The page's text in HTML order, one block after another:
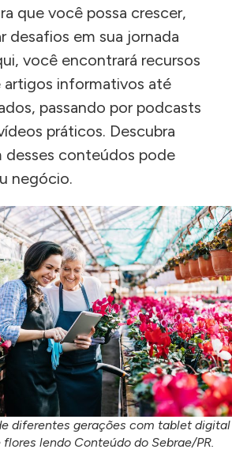
que você possa crescer,
desafios em sua jornada
você encontrará recursos
artigos informativos até
passando por podcasts
práticos. Descubra
desses conteúdos pode
negócio.
diferentes gerações com tablet digital
lendo Conteúdo do Sebrae/PR.